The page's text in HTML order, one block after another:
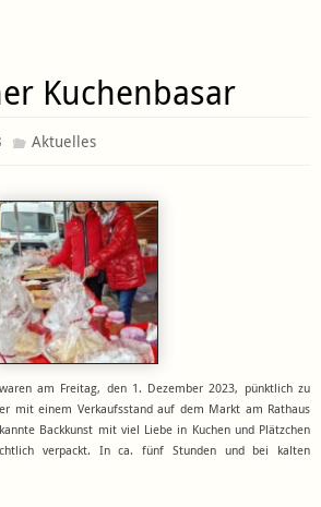
Kuchenbasar
Aktuelles
am Freitag, den 1. Dezember 2023, pünktlich zu
mit einem Verkaufsstand auf dem Markt am Rathaus
Backkunst mit viel Liebe in Kuchen und Plätzchen
verpackt. In ca. fünf Stunden und bei kalten